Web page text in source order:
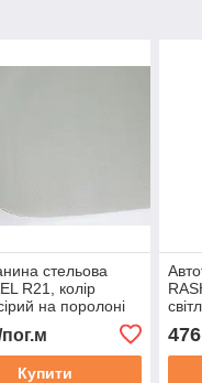
стельова
R21, колір
на поролоні
товщ. 2мм, шир.
Купити
476